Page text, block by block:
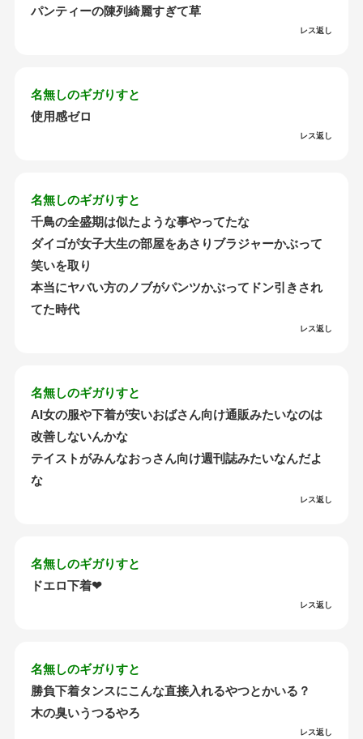
パンティーの陳列綺麗すぎて草
レス返し
名無しのギガりすと
使用感ゼロ
レス返し
名無しのギガりすと
千鳥の全盛期は似たような事やってたな
ダイゴが女子大生の部屋をあさりブラジャーかぶって
笑いを取り
本当にヤバい方のノブがパンツかぶってドン引きされ
てた時代
レス返し
名無しのギガりすと
AI女の服や下着が安いおばさん向け通販みたいなのは
改善しないんかな
テイストがみんなおっさん向け週刊誌みたいなんだよ
な
レス返し
名無しのギガりすと
ドエロ下着❤
レス返し
名無しのギガりすと
勝負下着タンスにこんな直接入れるやつとかいる？
木の臭いうつるやろ
レス返し